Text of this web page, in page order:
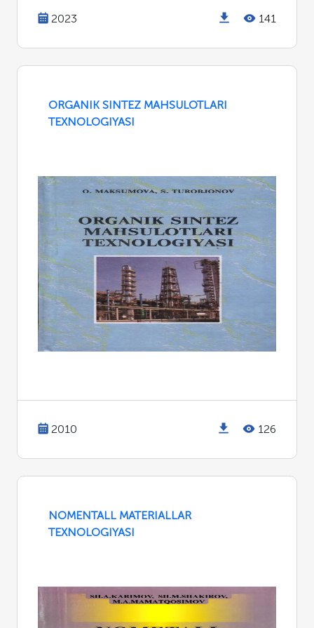
2023 141
ORGANIK SINTEZ MAHSULOTLARI
TEXNOLOGIYASI
2010 126
NOMENTALL MATERIALLAR
TEXNOLOGIYASI